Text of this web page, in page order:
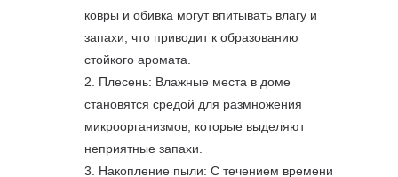
ковры и обивка могут впитывать влагу и
запахи, что приводит к образованию
стойкого аромата.
2. Плесень: Влажные места в доме
становятся средой для размножения
микроорганизмов, которые выделяют
неприятные запахи.
3. Накопление пыли: С течением времени